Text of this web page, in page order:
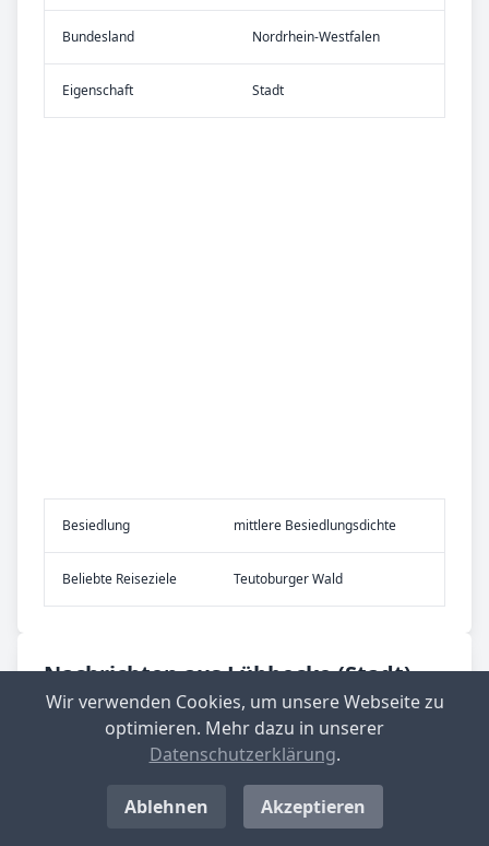
Bundes­land Nordrhein-Westfalen
Eigen­schaft Stadt
Be­sied­lung mittlere Besiedlungsdichte
Be­lieb­te Rei­se­zie­le Teutoburger Wald
Nachrichten aus Lübbecke (Stadt)
Wir verwenden Cookies, um unsere Webseite zu
optimieren. Mehr dazu in unserer
Datenschutzerklärung.
Ablehnen Akzeptieren